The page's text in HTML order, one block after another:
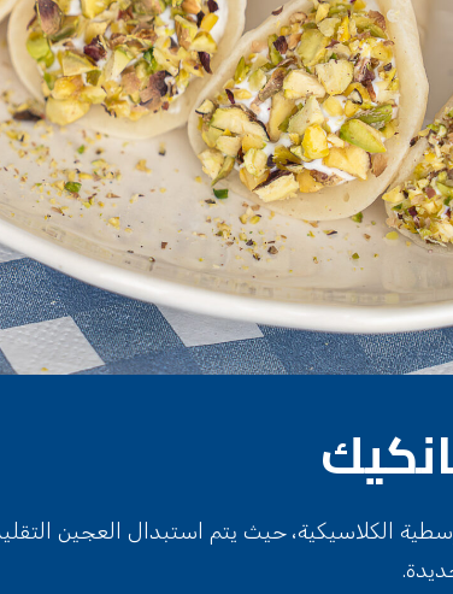
الكلاسيكية، حيث يتم استبدال العجين